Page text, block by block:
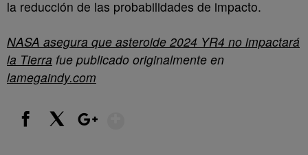
la reducción de las probabilidades de impacto.
NASA asegura que asteroide 2024 YR4 no impactará
la Tierra fue publicado originalmente en
lamegaindy.com